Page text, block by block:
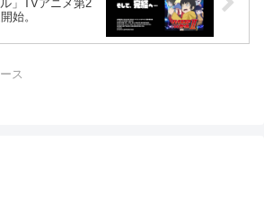
」TVアニメ第2
始。
ス